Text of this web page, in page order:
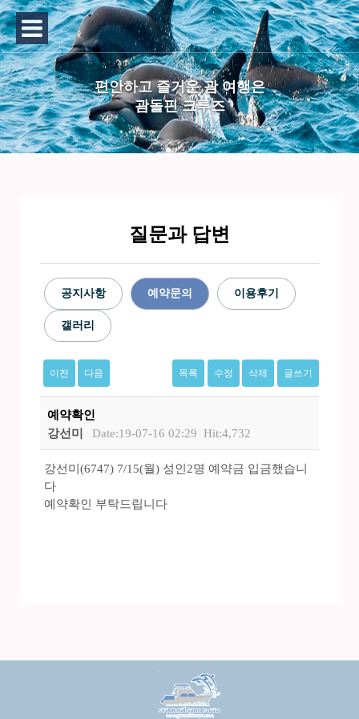
편안하고 즐거운 괌 여행은
괌돌핀 크루즈
질문과 답변
공지사항 예약문의 이용후기
갤러리
이전 다음 목록 수정 삭제 글쓰기
예약확인
강선미
Date:19-07-16 02:29 Hit:4,732
강선미(6747) 7/15(월) 성인2명 예약금 입금했습니
다
예약확인 부탁드립니다